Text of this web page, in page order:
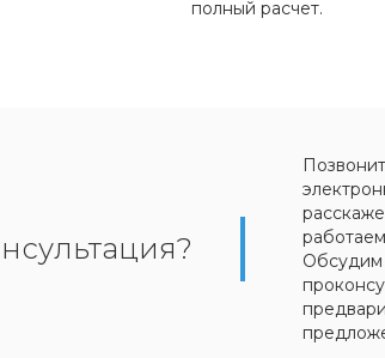
полный расчет.
Обсудим